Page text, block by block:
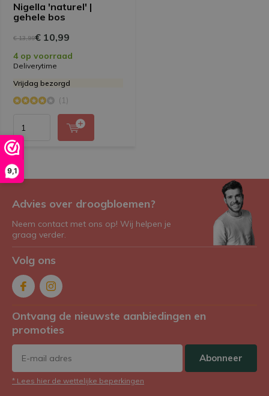
9,1
Nigella 'naturel' |
gehele bos
€ 13,99€ 10,99
4 op voorraad
Deliverytime
Vrijdag bezorgd
(1)
Advies over droogbloemen?
Neem contact met ons op! Wij helpen je
graag verder.
Volg ons
Ontvang de nieuwste aanbiedingen en
promoties
Abonneer
* Lees hier de wettelijke beperkingen